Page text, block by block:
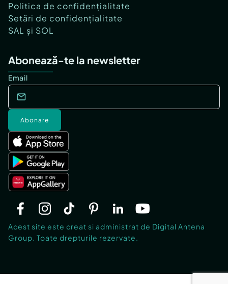
Politica de confidențialitate
Setări de confidențialitate
SAL și SOL
Abonează-te la newsletter
Email
Abonare
Acest site este creat si administrat de Digital Antena
Group. Toate drepturile rezervate.